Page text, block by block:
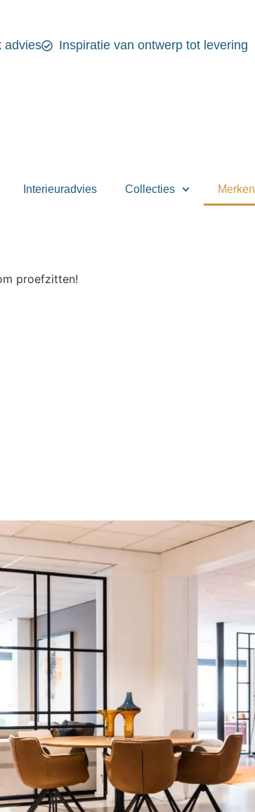
advies Inspiratie van ontwerp tot levering
Interieuradvies Collecties Merken
proefzitten!